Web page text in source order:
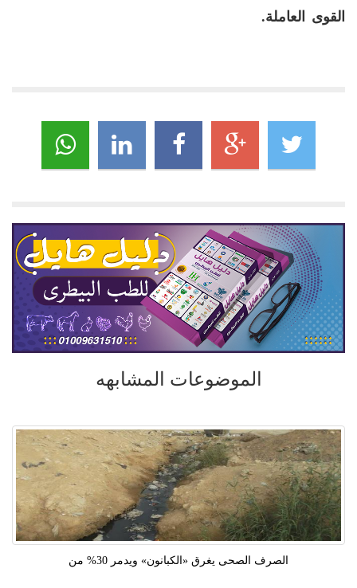
القوى العاملة.
الموضوعات المشابهه
الصرف الصحى يغرق «الكبانون» ويدمر 30% من